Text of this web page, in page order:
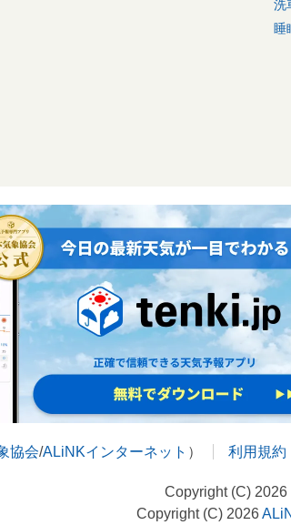
洗
睡
協会/ALiNKインターネット ） 利用規約
Copyright (C) 2026
Copyright (C) 2026